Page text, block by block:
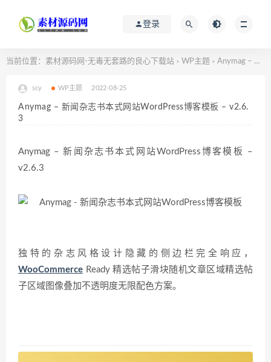
登录
当前位置： 素材源码网-无毒无套路的良心下载站 > WP主题 > Anymag – 新闻杂志书本式网站WordPress博客模板 – v2.6.3
scy WP主题 2022-08-25
Anymag – 新闻杂志书本式网站WordPress博客模板 – v2.6.
3
Anymag – 新闻杂志书本式网站WordPress博客模板 –
v2.6.3
独特的杂志风格设计隐藏的侧边栏完全响应，
WooCommerce Ready 精选帖子滑块随机文章区域精选帖
子区域图像叠加不透明度无限配色方案。